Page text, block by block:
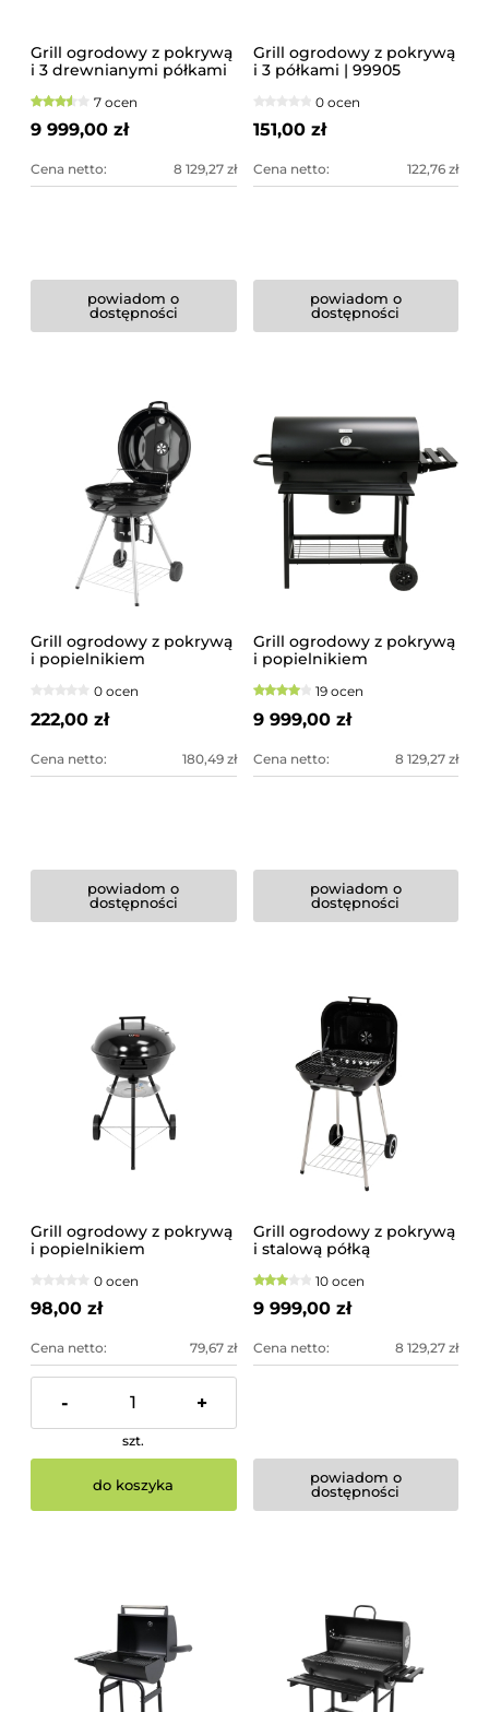
Grill ogrodowy z pokrywą
i 3 drewnianymi półkami
7 ocen
9 999,00 zł
Cena netto: 8 129,27 zł
powiadom o
dostępności
Grill ogrodowy z pokrywą
i 3 półkami | 99905
0 ocen
151,00 zł
Cena netto: 122,76 zł
powiadom o
dostępności
Grill ogrodowy z pokrywą
i popielnikiem
0 ocen
222,00 zł
Cena netto: 180,49 zł
powiadom o
dostępności
Grill ogrodowy z pokrywą
i popielnikiem
19 ocen
9 999,00 zł
Cena netto: 8 129,27 zł
powiadom o
dostępności
Grill ogrodowy z pokrywą
i popielnikiem
0 ocen
98,00 zł
Cena netto: 79,67 zł
- +
szt.
do koszyka
Grill ogrodowy z pokrywą
i stalową półką
10 ocen
9 999,00 zł
Cena netto: 8 129,27 zł
powiadom o
dostępności